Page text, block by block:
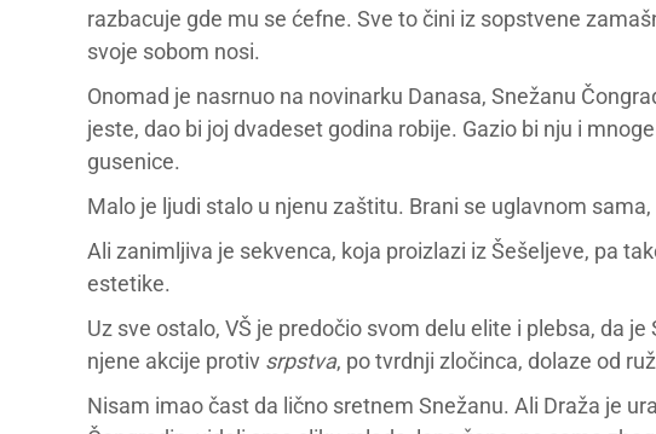
razbacuje gde mu se ćefne. Sve to čini iz sopstvene
svoje sobom nosi.
Onomad je nasrnuo na novinarku Danasa, Snežanu
jeste, dao bi joj dvadeset godina robije. Gazio bi nju i
gusenice.
Malo je ljudi stalo u njenu zaštitu. Brani se uglavnom
Ali zanimljiva je sekvenca, koja proizlazi iz Šešeljeve, pa
estetike.
Uz sve ostalo, VŠ je predočio svom delu elite i plebsa, da je
njene akcije protiv srpstva, po tvrdnji zločinca, dolaze od
Nisam imao čast da lično sretnem Snežanu. Ali Draža je